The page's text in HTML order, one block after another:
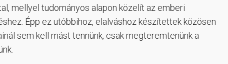
mellyel tudományos alapon közelít az emberi
Épp ez utóbbihoz, elalváshoz készítettek közösen
sem kell mást tennünk, csak megteremtenünk a